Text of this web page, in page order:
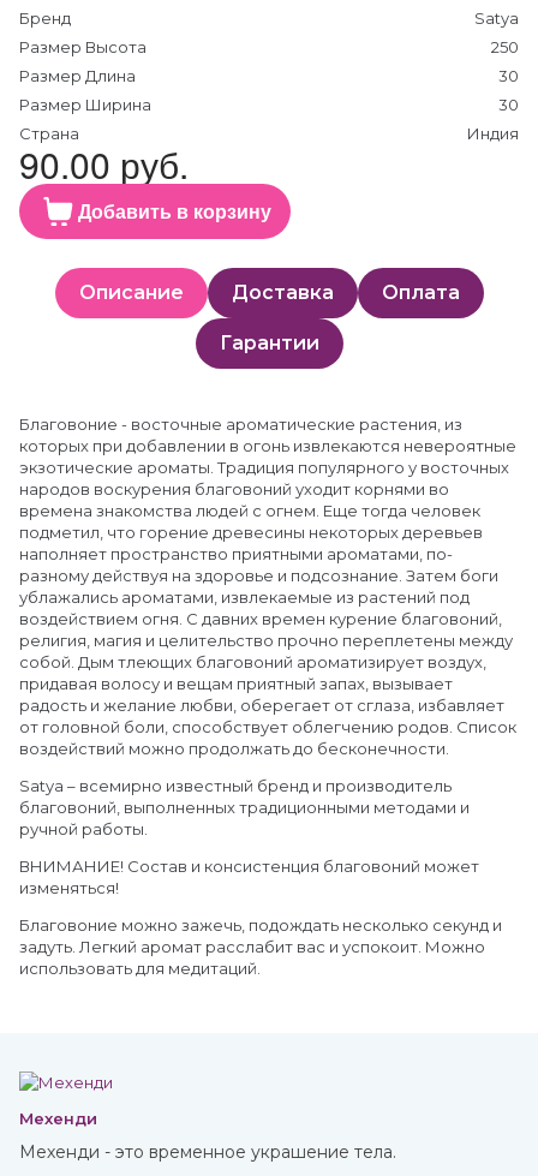
Бренд
Satya
Размер Высота
250
Размер Длина
30
Размер Ширина
30
Страна
Индия
90.00 руб.
Добавить в корзину
Описание Доставка Оплата
Гарантии
Благовоние - восточные ароматические растения, из
которых при добавлении в огонь извлекаются невероятные
экзотические ароматы. Традиция популярного у восточных
народов воскурения благовоний уходит корнями во
времена знакомства людей с огнем. Еще тогда человек
подметил, что горение древесины некоторых деревьев
наполняет пространство приятными ароматами, по-
разному действуя на здоровье и подсознание. Затем боги
ублажались ароматами, извлекаемые из растений под
воздействием огня. С давних времен курение благовоний,
религия, магия и целительство прочно переплетены между
собой. Дым тлеющих благовоний ароматизирует воздух,
придавая волосу и вещам приятный запах, вызывает
радость и желание любви, оберегает от сглаза, избавляет
от головной боли, способствует облегчению родов. Список
воздействий можно продолжать до бесконечности.
Satya – всемирно известный бренд и производитель
благовоний, выполненных традиционными методами и
ручной работы.
ВНИМАНИЕ! Состав и консистенция благовоний может
изменяться!
Благовоние можно зажечь, подождать несколько секунд и
задуть. Легкий аромат расслабит вас и успокоит. Можно
использовать для медитаций.
Мехенди
Мехенди - это временное украшение тела.